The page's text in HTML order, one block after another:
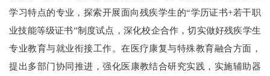
学习特点的专业，探索开展面向残疾学生的“学历证书+若干职
业技能等级证书”制度试点，深化校企合作，切实做好残疾学生
专业教育与就业衔接工作。在医疗康复与特殊教育融合方面，
提出多部门协同推进，强化医康教结合研究实践，实施辅助器